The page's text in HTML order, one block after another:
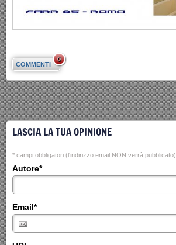
COMMENTI
0
LASCIA LA TUA OPINIONE
* campi obbligatori (l'indirizzo email NON verrà pubblicato)
Autore*
Email*